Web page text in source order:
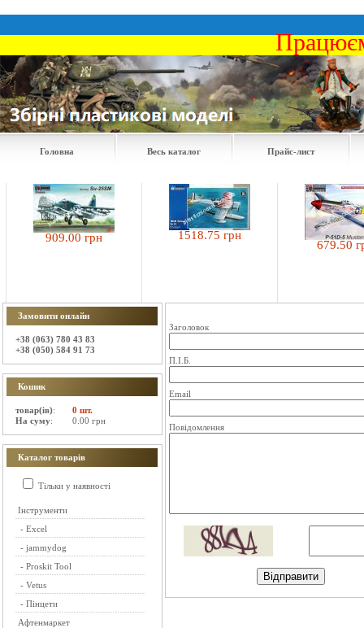
Головна Весь каталог Прайс-лист
909.00 грн 1518.75 грн
679.50 грн
Замовити онлайн
+38 (063) 780 43 83
+38 (050) 584 91 73
Кошик
товар(ів):
0 шт.
На суму: 0.00 грн
Каталог товарів
Тільки у наявності
Інструменти
- Excel
- jammydog
- Proskit Tool
- Vetus
- Пінцети
Афтенмаркет
Заголовок
П.І.Б.
Email
Повідомлення